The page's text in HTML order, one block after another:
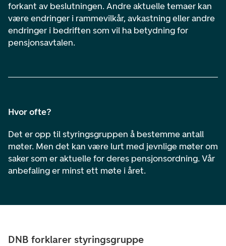
forkant av beslutningen. Andre aktuelle temaer kan
være endringer i rammevilkår, avkastning eller andre
endringer i bedriften som vil ha betydning for
pensjonsavtalen.
Hvor ofte?
Det er opp til styringsgruppen å bestemme antall
møter. Men det kan være lurt med jevnlige møter om
saker som er aktuelle for deres pensjonsordning. Vår
anbefaling er minst ett møte i året.
DNB forklarer styringsgruppe